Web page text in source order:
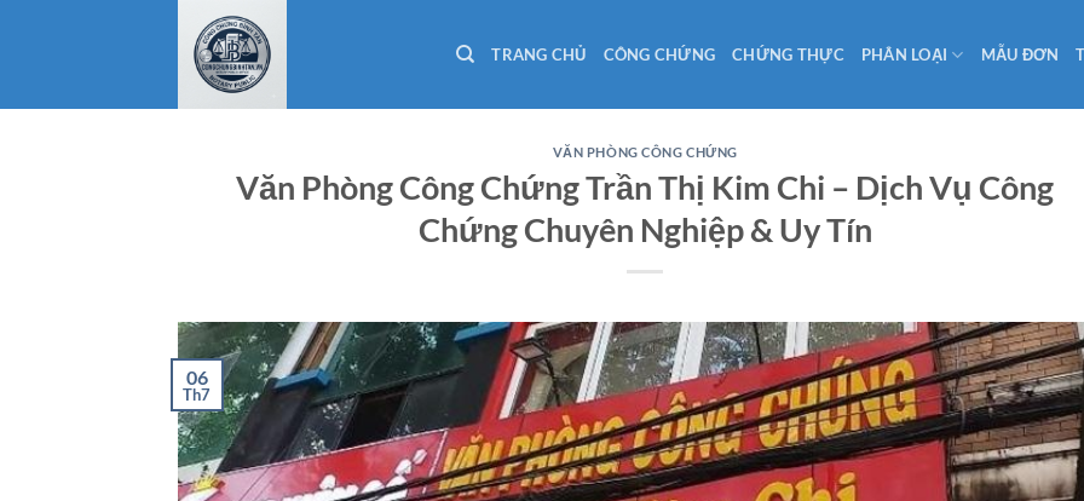
dung
TRANG CHỦ CÔNG CHỨNG CHỨNG THỰC PHÂN LOẠI MẪU ĐƠN
VĂN PHÒNG CÔNG CHỨNG
Văn Phòng Công Chứng Trần Thị Kim Chi – Dịch Vụ Công
Chứng Chuyên Nghiệp & Uy Tín
06
Th7